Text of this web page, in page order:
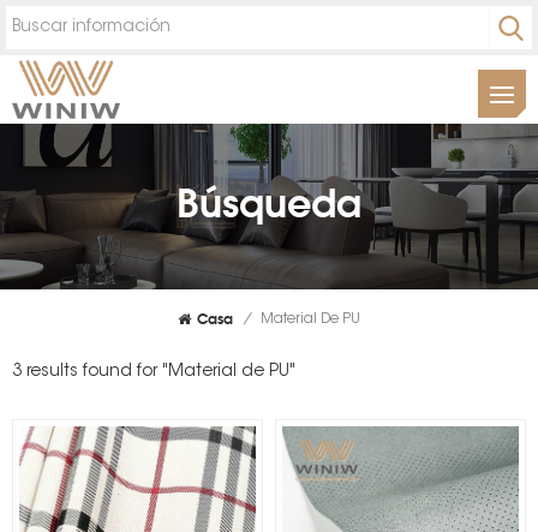
Búsqueda
Casa / Material De PU
3 results found for "Material de PU"